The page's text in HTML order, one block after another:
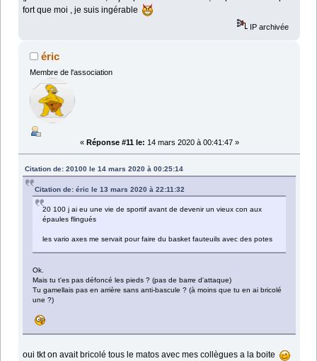
fort que moi , je suis ingérable
IP archivée
éric
Membre de l'association
« Réponse #11 le: 14 mars 2020 à 00:41:47 »
Citation de: 20100 le 14 mars 2020 à 00:25:14
Citation de: éric le 13 mars 2020 à 22:11:32
20 100 j ai eu une vie de sportif avant de devenir un vieux con aux
épaules flingués
les vario axes me servait pour faire du basket fauteuils avec des potes
Ok.
Mais tu t'es pas défoncé les pieds ? (pas de barre d'attaque)
Tu gamellais pas en arrière sans anti-bascule ? (à moins que tu en ai bricolé
une ?)
oui tkt on avait bricolé tous le matos avec mes collègues a la boite